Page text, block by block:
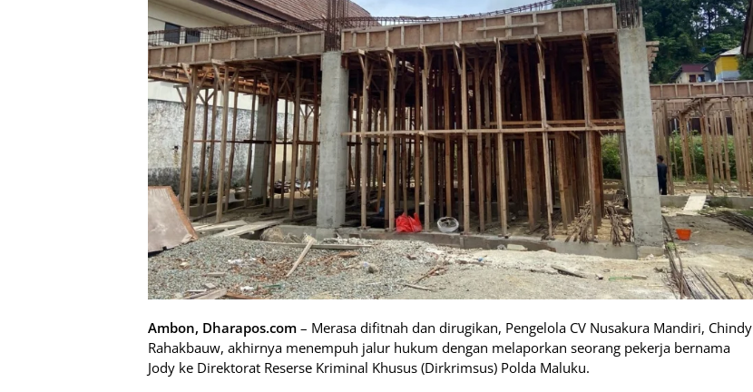
Ambon, Dharapos.com – Merasa difitnah dan dirugikan, Pengelola CV Nusakura Mandiri, Chindy
Rahakbauw, akhirnya menempuh jalur hukum dengan melaporkan seorang pekerja bernama
Jody ke Direktorat Reserse Kriminal Khusus (Dirkrimsus) Polda Maluku.